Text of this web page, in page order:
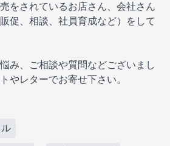
をされているお店さん、会社さん
促、相談、社員育成など）をして
み、ご相談や質問などございまし
やレターでお寄せ下さい。